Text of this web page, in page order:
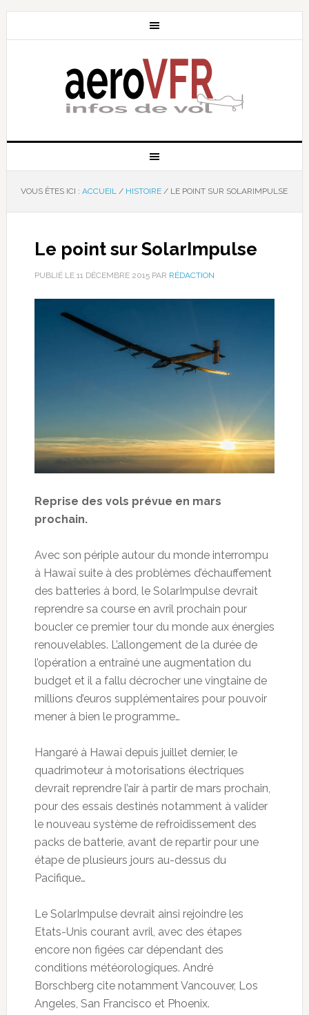
VOUS ÊTES ICI : ACCUEIL / HISTOIRE /LE POINT SUR SOLARIMPULSE
Le point sur SolarImpulse
PUBLIÉ LE 11 DÉCEMBRE 2015PAR RÉDACTION
Reprise des vols prévue en mars
prochain.
Avec son périple autour du monde interrompu
à Hawaï suite à des problèmes d’échauffement
des batteries à bord, le SolarImpulse devrait
reprendre sa course en avril prochain pour
boucler ce premier tour du monde aux énergies
renouvelables. L’allongement de la durée de
l’opération a entraîné une augmentation du
budget et il a fallu décrocher une vingtaine de
millions d’euros supplémentaires pour pouvoir
mener à bien le programme…
Hangaré à Hawaï depuis juillet dernier, le
quadrimoteur à motorisations électriques
devrait reprendre l’air à partir de mars prochain,
pour des essais destinés notamment à valider
le nouveau système de refroidissement des
packs de batterie, avant de repartir pour une
étape de plusieurs jours au-dessus du
Pacifique…
Le SolarImpulse devrait ainsi rejoindre les
Etats-Unis courant avril, avec des étapes
encore non figées car dépendant des
conditions météorologiques. André
Borschberg cite notamment Vancouver, Los
Angeles, San Francisco et Phoenix.